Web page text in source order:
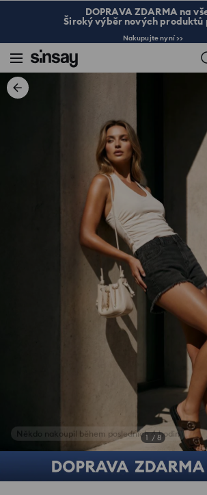
DOPRAVA ZDARMA na
Široký výběr nových produktů
Nakupujte nyní >>
1 / 8